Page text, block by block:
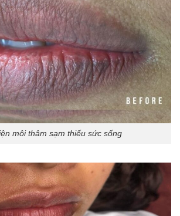
môi thâm sạm thiếu sức sống